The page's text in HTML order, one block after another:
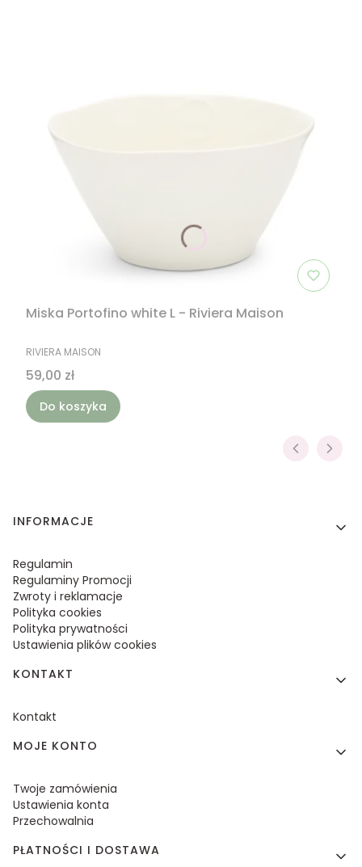
Miska Portofino white L - Riviera Maison
PRODUCENT
RIVIERA MAISON
Cena
59,00 zł
Do koszyka
Linki w stopce
INFORMACJE
Regulamin
Regulaminy Promocji
Zwroty i reklamacje
Polityka cookies
Polityka prywatności
Ustawienia plików cookies
KONTAKT
Kontakt
MOJE KONTO
Twoje zamówienia
Ustawienia konta
Przechowalnia
PŁATNOŚCI I DOSTAWA